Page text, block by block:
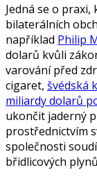
Jedná se o
bilaterálních
například Philip
dolarů kvůli
varování před
cigaret, švédská
miliardy dolarů
ukončit jaderný
prostřednictvím
společnosti
břidlicových